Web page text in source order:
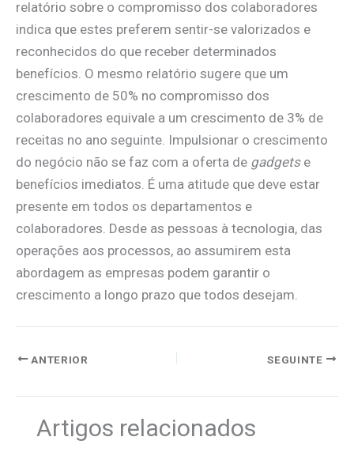
relatório sobre o compromisso dos colaboradores
indica que estes preferem sentir-se valorizados e
reconhecidos do que receber determinados
benefícios. O mesmo relatório sugere que um
crescimento de 50% no compromisso dos
colaboradores equivale a um crescimento de 3% de
receitas no ano seguinte. Impulsionar o crescimento
do negócio não se faz com a oferta de gadgetse
benefícios imediatos. É uma atitude que deve estar
presente em todos os departamentos e
colaboradores. Desde as pessoas à tecnologia, das
operações aos processos, ao assumirem esta
abordagem as empresas podem garantir o
crescimento a longo prazo que todos desejam.
ANTERIOR SEGUINTE
Artigos relacionados